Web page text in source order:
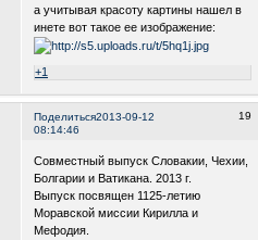
а учитывая красоту картины нашел в
инете вот такое ее изображение:
+1
Поделиться 19
2013-09-12
08:14:46
Совместный выпуск Словакии, Чехии,
Болгарии и Ватикана. 2013 г.
Выпуск посвящен 1125-летию
Моравской миссии Кирилла и
Мефодия.